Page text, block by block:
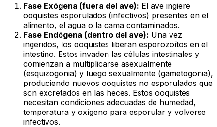
Fase Exógena (fuera del ave): El ave ingiere
ooquistes esporulados (infectivos) presentes en el
alimento, el agua o la cama contaminados.
Fase Endógena (dentro del ave): Una vez
ingeridos, los ooquistes liberan esporozoítos en el
intestino. Estos invaden las células intestinales y
comienzan a multiplicarse asexualmente
(esquizogonia) y luego sexualmente (gametogonia),
produciendo nuevos ooquistes no esporulados que
son excretados en las heces. Estos ooquistes
necesitan condiciones adecuadas de humedad,
temperatura y oxígeno para esporular y volverse
infectivos.